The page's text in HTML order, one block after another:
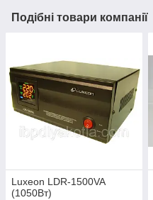
Подібні товари компанії
Luxeon LDR-1500VA
(1050Вт)